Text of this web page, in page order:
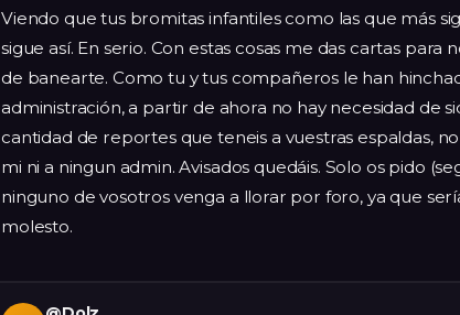
Viendo que tus bromitas infantiles como las que más
sigue así. En serio. Con estas cosas me das cartas para
de banearte. Como tu y tus compañeros le han
administración, a partir de ahora no hay necesidad de
cantidad de reportes que teneis a vuestras espaldas,
mi ni a ningun admin. Avisados quedáis. Solo os pido
ninguno de vosotros venga a llorar por foro, ya que
molesto.